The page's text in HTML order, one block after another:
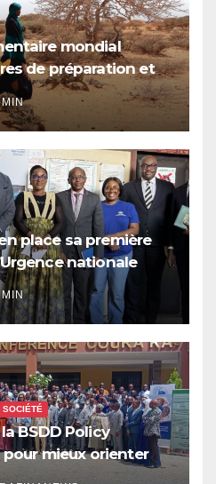
mondial
de préparation et
menace d’El Niño,
des dizaines de
dans l’insécurité
place sa première
nationale
SOCIÉTÉ
BSDD Policy
mieux orienter